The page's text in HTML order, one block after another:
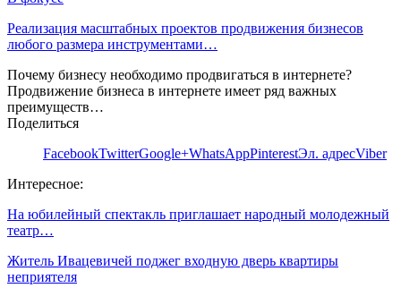
Реализация масштабных проектов продвижения бизнесов
любого размера инструментами…
Почему бизнесу необходимо продвигаться в интернете?
Продвижение бизнеса в интернете имеет ряд важных
преимуществ…
Поделиться
FacebookTwitterGoogle+WhatsAppPinterestЭл. адресViber
Интересное:
На юбилейный спектакль приглашает народный молодежный
театр…
Житель Ивацевичей поджег входную дверь квартиры
неприятеля